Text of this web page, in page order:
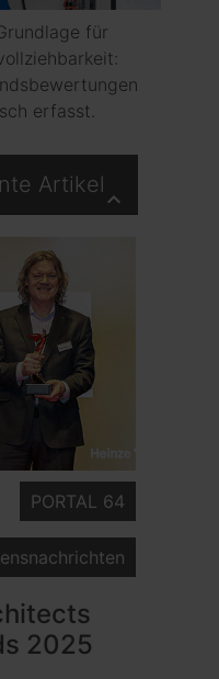
für
erfasst.
Artikel
keyboard_arrow_up
PORTAL 64
2025